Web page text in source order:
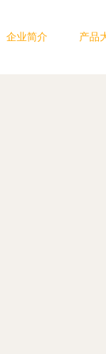
企业简介 产品